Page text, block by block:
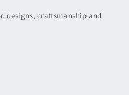
designs, craftsmanship and